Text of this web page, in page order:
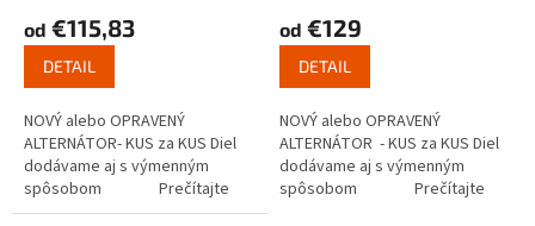
od €115,83
DETAIL
NOVÝ alebo OPRAVENÝ
ALTERNÁTOR- KUS za KUS Diel
dodávame aj s výmenným
spôsobom Prečítajte
si ako funguje...
od €129
DETAIL
NOVÝ alebo OPRAVENÝ
ALTERNÁTOR - KUS za KUS Diel
dodávame aj s výmenným
spôsobom Prečítajte